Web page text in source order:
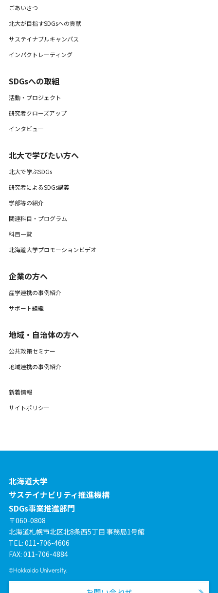
ごあいさつ
北大が目指すSDGsへの貢献
サステイナブルキャンパス
インパクトレーティング
SDGsへの取組
活動・プロジェクト
研究者クローズアップ
インタビュー
北大で学びたい方へ
北大で学ぶSDGs
研究者によるSDGs講義
学部等の紹介
関連科目・プログラム
科目一覧
北海道大学プロモーションビデオ
企業の方へ
産学連携の事例紹介
サポート組織
地域・自治体の方へ
公共政策セミナー
地域連携の事例紹介
新着情報
サイトポリシー
北海道大学
サステイナビリティ推進機構
SDGs事業推進部門
〒060-0808
北海道札幌市北区北8条西5丁目 事務局1号館
TEL: 011-706-4606
FAX: 011-706-4884
©Hokkaido University.